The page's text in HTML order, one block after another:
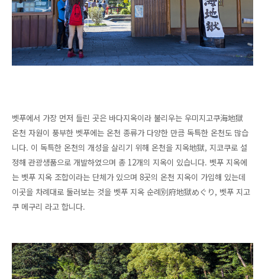
벳푸에서 가장 먼저 들린 곳은 바다지옥이라 불리우는 우미지고쿠海地獄
온천 자원이 풍부한 벳푸에는 온천 종류가 다양한 만큼 독특한 온천도 많습
니다. 이 독특한 온천의 개성을 살리기 위해 온천을 지옥地獄, 지코쿠로 설
정해 관광생품으로 개발하였으며 총 12개의 지옥이 있습니다. 벳푸 지옥에
는 벳푸 지옥 조합이라는 단체가 있으며 8곳의 온천 지옥이 가입해 있는데
이곳을 차례대로 둘러보는 것을 벳푸 지옥 순례別府地獄めぐり, 벳푸 지고
쿠 메구리 라고 합니다.